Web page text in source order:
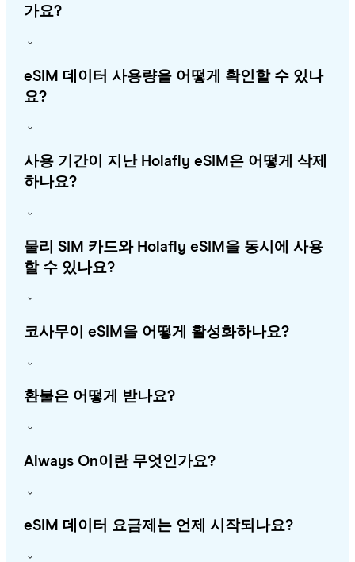
가요?
eSIM 데이터 사용량을 어떻게 확인할 수 있나
요?
사용 기간이 지난 Holafly eSIM은 어떻게 삭제
하나요?
물리 SIM 카드와 Holafly eSIM을 동시에 사용
할 수 있나요?
코사무이 eSIM을 어떻게 활성화하나요?
환불은 어떻게 받나요?
Always On이란 무엇인가요?
eSIM 데이터 요금제는 언제 시작되나요?